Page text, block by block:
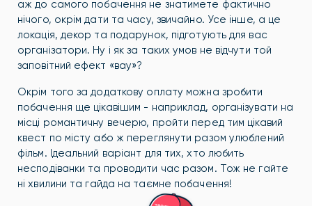
аж до самого побачення не знатимете фактично
нічого, окрім дати та часу, звичайно. Усе інше, а це
локація, декор та подарунок, підготують для вас
організатори. Ну і як за таких умов не відчути той
заповітний ефект «вау»?
Окрім того за додаткову оплату можна зробити
побачення ще цікавішим - наприклад, організувати на
місці романтичну вечерю, пройти перед тим цікавий
квест по місту або ж переглянути разом улюблений
фільм. Ідеальний варіант для тих, хто любить
несподіванки та проводити час разом. Тож не гайте
ні хвилини та гайда на таємне побачення!